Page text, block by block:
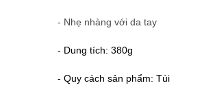
- Nhẹ nhàng với da tay
- Dung tích: 380g
- Quy cách sản phẩm: Túi